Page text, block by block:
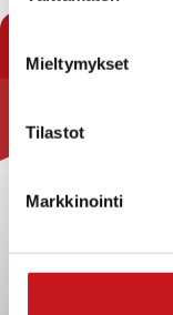
Mieltymykset
Tilastot
Markkinointi
Rautalammin
Kuntainfo